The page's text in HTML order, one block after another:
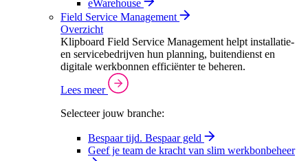
eWarehouse
Field Service Management
Overzicht
Klipboard Field Service Management helpt installatie-
en servicebedrijven hun planning, buitendienst en
digitale werkbonnen efficiënter te beheren.
Lees meer
Selecteer jouw branche:
Bespaar tijd. Bespaar geld
Geef je team de kracht van slim werkbonbeheer